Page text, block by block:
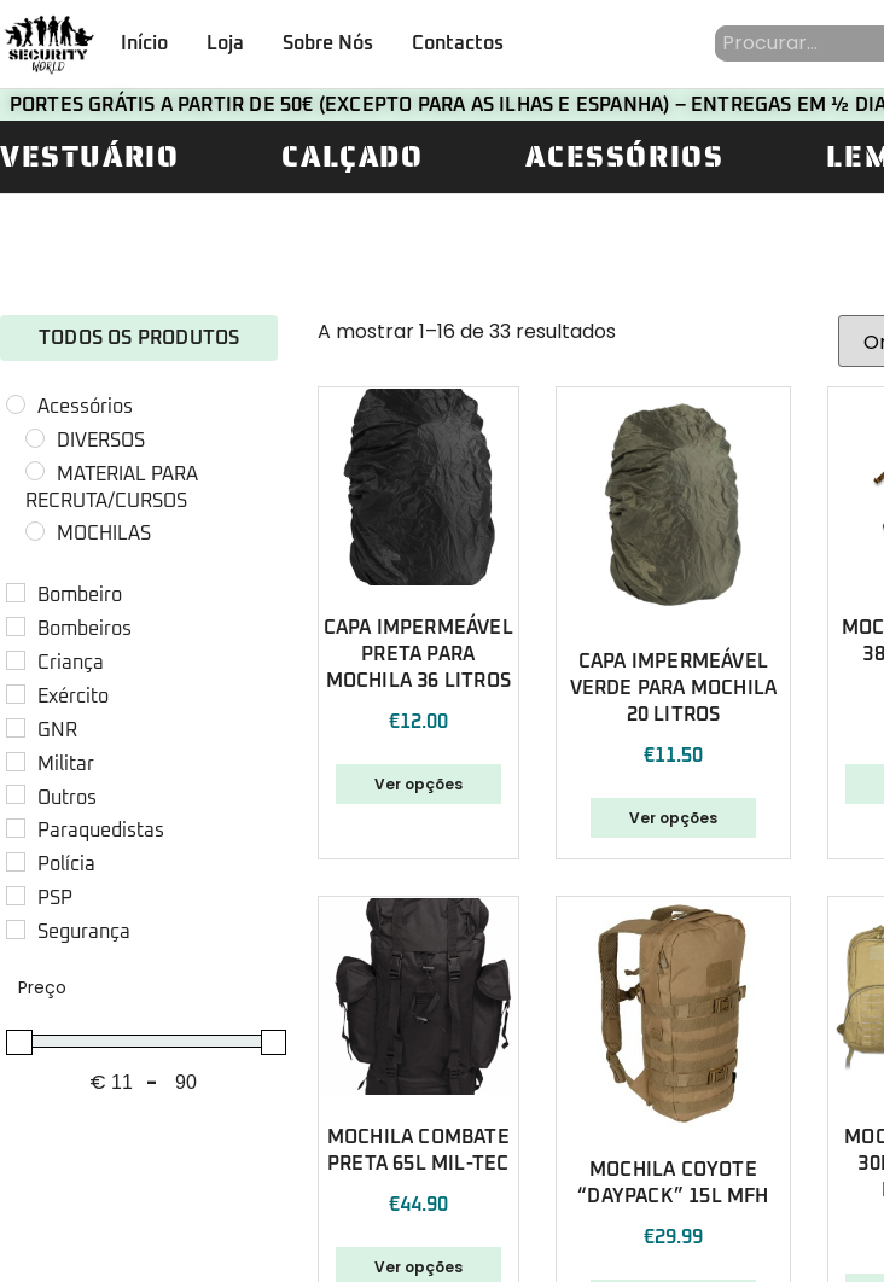
Início Loja Sobre Nós Contactos
PORTES GRÁTIS A PARTIR DE 50€ (EXCEPTO PARA AS ILHAS E ESPANHA) – ENTREGAS EM ½
VESTUÁRIO CALÇADO ACESSÓRIOS
TODOS OS PRODUTOS
Acessórios
DIVERSOS
MATERIAL PARA
RECRUTA/CURSOS
MOCHILAS
Bombeiro
Bombeiros
Criança
Exército
GNR
Militar
Outros
Paraquedistas
Polícia
PSP
Segurança
Preço
€ Minimum Price
-Maximum Price
A mostrar 1–16 de 33 resultados
CAPA IMPERMEÁVEL
PRETA PARA
MOCHILA 36 LITROS
€12.00
Ver opções
CAPA IMPERMEÁVEL
VERDE PARA MOCHILA
20 LITROS
€11.50
Ver opções
MOCHILA COMBATE
PRETA 65L MIL-TEC
€44.90
Ver opções
MOCHILA COYOTE
“DAYPACK” 15L MFH
€29.99